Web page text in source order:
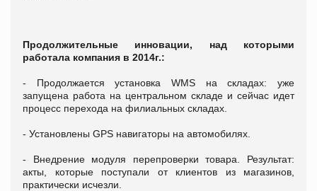
Продолжительные инновации, над которыми
работала компания в 2014г.:
- Продолжается установка WMS на складах: уже
запущена работа на центральном складе и сейчас идет
процесс перехода на филиальных складах.
- Установлены GPS навигаторы на автомобилях.
- Внедрение модуля перепроверки товара. Результат:
акты, которые поступали от клиентов из магазинов,
практически исчезли.